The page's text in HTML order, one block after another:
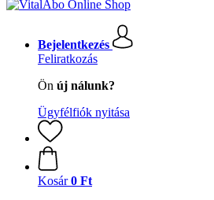
Bejelentkezés
Feliratkozás
Ön új nálunk?
Ügyfélfiók nyitása
Kosár 0 Ft